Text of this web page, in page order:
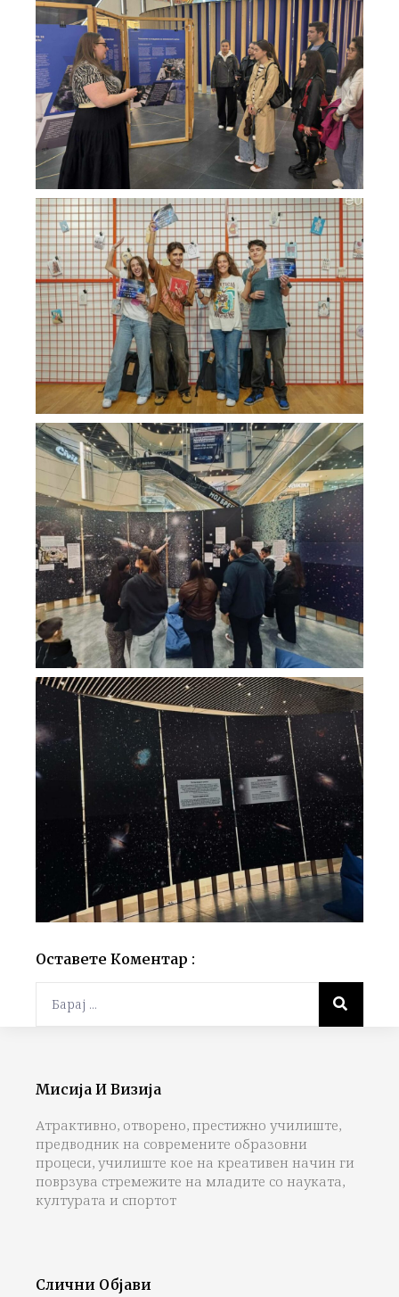
Оставете Коментар :
Мисија И Визија
Атрактивно, отворено, престижно училиште,
предводник на современите образовни
процеси, училиште кое на креативен начин ги
поврзува стремежите на младите со науката,
културата и спортот
Слични Објави